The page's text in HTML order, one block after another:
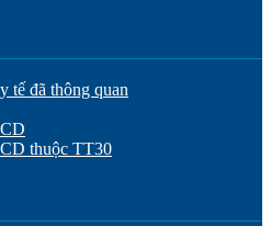
tế đã thông quan
thuộc TT30